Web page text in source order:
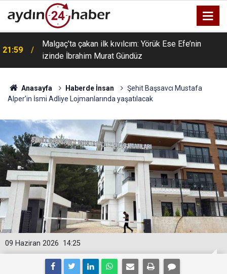
21:59
Malgaç’ta çakan ilk kıvılcım: Yörük Ese Efe’nin
izinde İbrahim Murat Gündüz
Anasayfa Haberde İnsan
Şehit Başsavcı Mustafa
Alper’in İsmi Adliye Lojmanlarında yaşatılacak
14:25
09 Haziran 2026